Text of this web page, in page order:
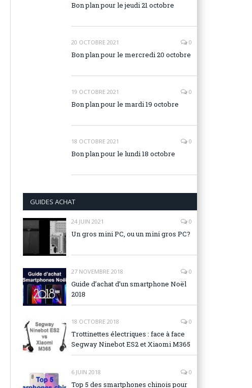
Bon plan pour le jeudi 21 octobre
20 OCTOBRE 2021 0
Bon plan pour le mercredi 20 octobre
19 OCTOBRE 2021 0
Bon plan pour le mardi 19 octobre
18 OCTOBRE 2021 0
Bon plan pour le lundi 18 octobre
GUIDES ACHAT
24 JUIN 2021 0
Un gros mini PC, ou un mini gros PC?
27 NOVEMBRE 2018 0
Guide d’achat d’un smartphone Noël
2018
18 OCTOBRE 2018 0
Trottinettes électriques : face à face
Segway Ninebot ES2 et Xiaomi M365
6 JUIN 2018 0
Top 5 des smartphones chinois pour